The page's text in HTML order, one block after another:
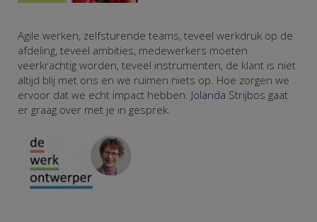
Agile werken, zelfsturende teams, teveel werkdruk op de
afdeling, teveel ambities, medewerkers moeten
veerkrachtig worden, teveel instrumenten, de klant is niet
altijd blij met ons en we ruimen niets op. Hoe zorgen we
ervoor dat we echt impact hebben. Jolanda Strijbos gaat
er graag over met je in gesprek.